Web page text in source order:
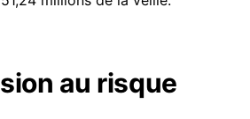
au risque